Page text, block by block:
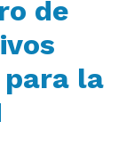
de
para la